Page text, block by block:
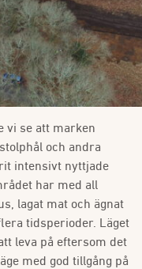
vi se att marken
och andra
intensivt nyttjade
har med all
lagat mat och ägnat
tidsperioder. Läget
leva på eftersom det
med god tillgång på